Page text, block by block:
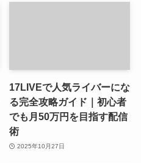
17LIVEで人気ライバーにな
る完全攻略ガイド｜初心者
でも月50万円を目指す配信
術
2025年10月27日